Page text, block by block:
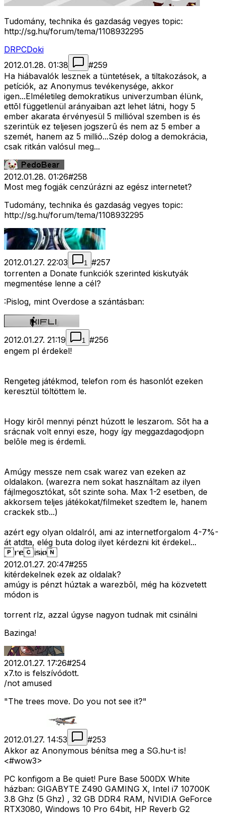
Tudomány, technika és gazdaság vegyes topic:
http://sg.hu/forum/tema/1108932295
DRPCDoki
2012.01.28. 01:38
#259
Ha hiábavalók lesznek a tüntetések, a tiltakozások, a
petíciók, az Anonymus tevékenysége, akkor
igen...Elméletileg demokratikus univerzumban élünk,
ettõl függetlenül arányaiban azt lehet látni, hogy 5
ember akarata érvényesül 5 millióval szemben is és
szerintük ez teljesen jogszerû és nem az 5 ember a
szemét, hanem az 5 millió...Szép dolog a demokrácia,
csak ritkán valósul meg...
2012.01.28. 01:26#258
Most meg fogják cenzúrázni az egész internetet?
Tudomány, technika és gazdaság vegyes topic:
http://sg.hu/forum/tema/1108932295
2012.01.27. 22:03 1 #257
torrenten a Donate funkciók szerinted kiskutyák
megmentése lenne a cél?
:Pislog, mint Overdose a szántásban:
2012.01.27. 21:19 1 #256
engem pl érdekel!
Rengeteg játékmod, telefon rom és hasonlót ezeken
keresztül töltöttem le.
Hogy kirõl mennyi pénzt húzott le leszarom. Sõt ha a
srácnak volt ennyi esze, hogy így meggazdagodjopn
belõle meg is érdemli.
Amúgy messze nem csak warez van ezeken az
oldalakon. (warezra nem sokat használtam az ilyen
fájlmegosztókat, sõt szinte soha. Max 1-2 esetben, de
akkorsem teljes játékokat/filmeket szedtem le, hanem
crackek stb...)
azért egy olyan oldalról, ami az internetforgalom 4-7%-
át atdta, elég buta dolog ilyet kérdezni kit érdekel...
2012.01.27. 20:47#255
kitérdekelnek ezek az oldalak?
amúgy is pénzt húztak a warezbõl, még ha közvetett
módon is
torrent rlz, azzal úgyse nagyon tudnak mit csinálni
Bazinga!
2012.01.27. 17:26#254
x7.to is felszívódott.
/not amused
"The trees move. Do you not see it?"
2012.01.27. 14:53 #253
Akkor az Anonymous bénítsa meg a SG.hu-t is!
<#wow3>
PC konfigom a Be quiet! Pure Base 500DX White
házban: GIGABYTE Z490 GAMING X, Intel i7 10700K
3.8 Ghz (5 Ghz) , 32 GB DDR4 RAM, NVIDIA GeForce
RTX3080, Windows 10 Pro 64bit, HP Reverb G2